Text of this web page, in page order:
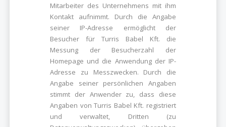
Mitarbeiter des Unternehmens mit ihm
Kontakt aufnimmt. Durch die Angabe
seiner IP-Adresse ermöglicht der
Besucher für Turris Babel Kft. die
Messung der Besucherzahl der
Homepage und die Anwendung der IP-
Adresse zu Messzwecken. Durch die
Angabe seiner persönlichen Angaben
stimmt der Anwender zu, dass diese
Angaben von Turris Babel Kft. registriert
und verwaltet, Dritten (zu